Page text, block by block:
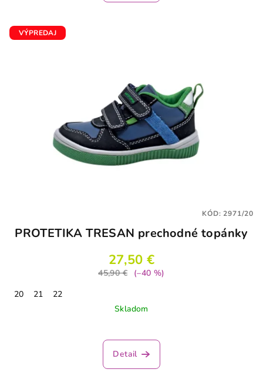
VÝPREDAJ
PROTETIKA TRESAN prechodné topánky
27,50 €
45,90 €
(–40 %)
20
21
22
Skladom
Detail
KÓD:2971/20